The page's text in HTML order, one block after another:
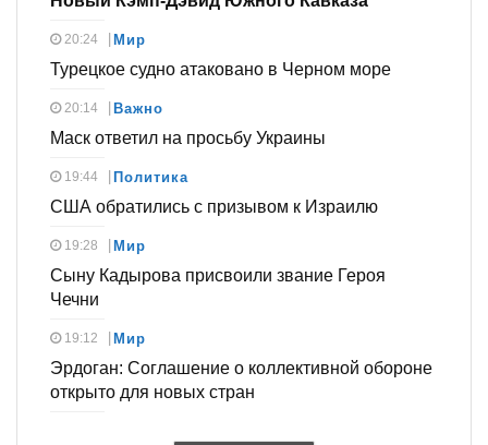
Мир
Турецкое судно атаковано в Черном море
20:24
Важно
Маск ответил на просьбу Украины
20:14
Политика
США обратились с призывом к Израилю
19:44
Мир
Сыну Кадырова присвоили звание Героя
Чечни
19:28
Мир
Эрдоган: Соглашение о коллективной обороне
открыто для новых стран
19:12